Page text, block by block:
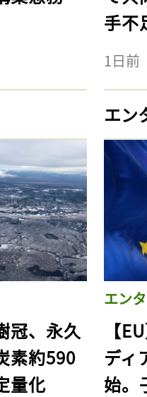
手不
1日前
冠、永久
素約590
量化
エン
エン
【
ディ
始。